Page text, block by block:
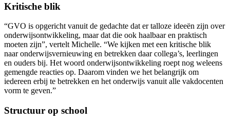
Kritische blik
“GVO is opgericht vanuit de gedachte dat er talloze ideeën zijn over
onderwijsontwikkeling, maar dat die ook haalbaar en praktisch
moeten zijn”, vertelt Michelle. “We kijken met een kritische blik
naar onderwijsvernieuwing en betrekken daar collega’s, leerlingen
en ouders bij. Het woord onderwijsontwikkeling roept nog weleens
gemengde reacties op. Daarom vinden we het belangrijk om
iedereen erbij te betrekken en het onderwijs vanuit alle vakdocenten
vorm te geven.”
Structuur op school